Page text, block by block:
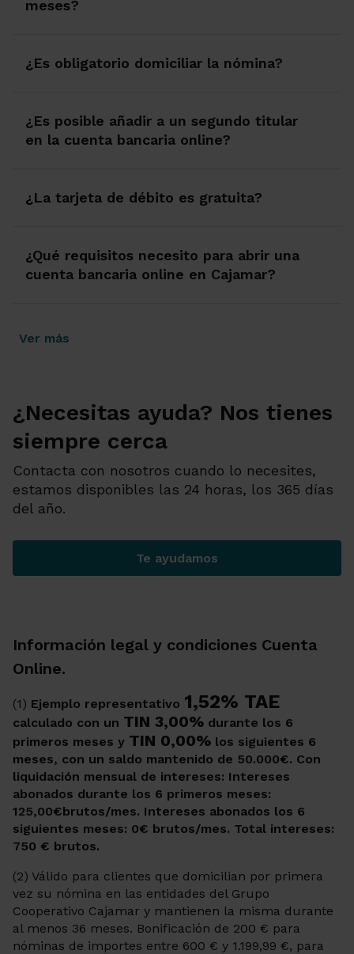
meses?
¿Es obligatorio domiciliar la nómina?
¿Es posible añadir a un segundo titular
en la cuenta bancaria online?
¿La tarjeta de débito es gratuita?
¿Qué requisitos necesito para abrir una
cuenta bancaria online en Cajamar?
Ver más
¿Necesitas ayuda? Nos tienes
siempre cerca
Contacta con nosotros cuando lo necesites,
estamos disponibles las 24 horas, los 365 días
del año.
Te ayudamos¿Necesitas ayuda? Nos
Información legal y condiciones Cuenta
Online.
(1) Ejemplo representativo 1,52% TAE
calculado con un TIN 3,00% durante los 6
primeros meses y TIN 0,00% los siguientes 6
meses, con un saldo mantenido de 50.000€. Con
liquidación mensual de intereses: Intereses
abonados durante los 6 primeros meses:
125,00€brutos/mes. Intereses abonados los 6
siguientes meses: 0€ brutos/mes. Total intereses:
750 € brutos.
(2) Válido para clientes que domicilian por primera
vez su nómina en las entidades del Grupo
Cooperativo Cajamar y mantienen la misma durante
al menos 36 meses. Bonificación de 200 € para
nóminas de importes entre 600 € y 1.199,99 €, para